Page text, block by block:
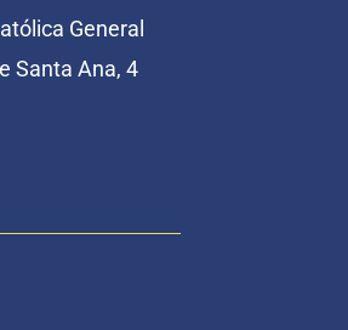
General
Santa Ana, 4